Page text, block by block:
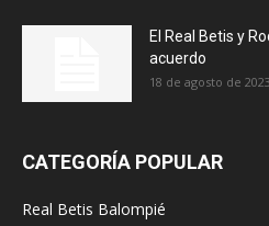
El Real Betis y
acuerdo
18 de agosto de 2023
CATEGORÍA POPULAR
Real Betis Balompié